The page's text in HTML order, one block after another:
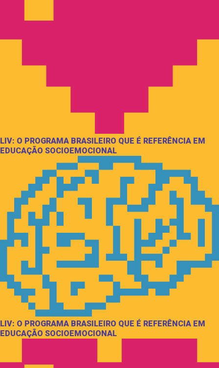
LIV: O PROGRAMA BRASILEIRO QUE É REFERÊNCIA EM
EDUCAÇÃO SOCIOEMOCIONAL
LIV: O PROGRAMA BRASILEIRO QUE É REFERÊNCIA EM
EDUCAÇÃO SOCIOEMOCIONAL